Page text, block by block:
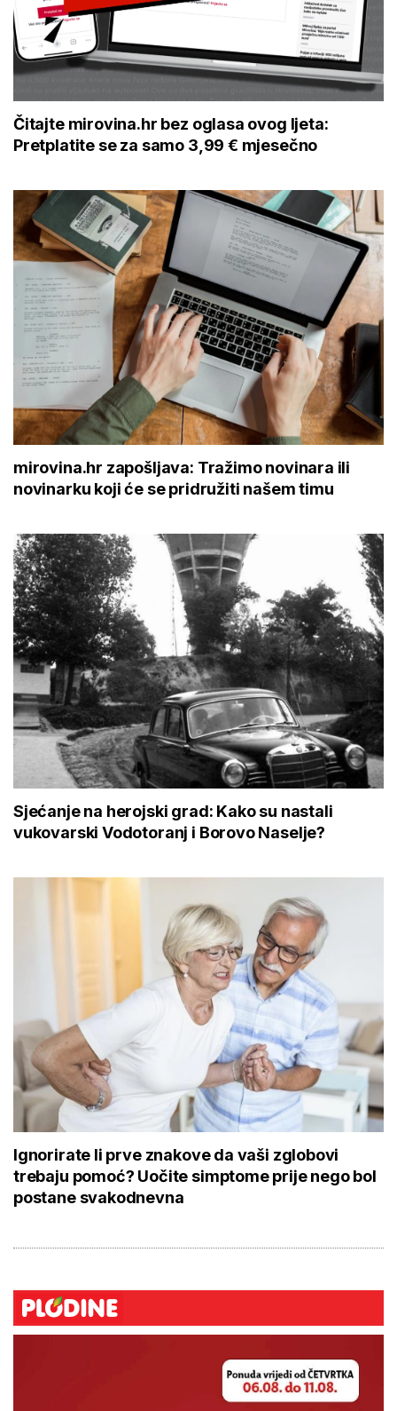
Čitajte mirovina.hr bez oglasa ovog ljeta:
Pretplatite se za samo 3,99 € mjesečno
mirovina.hr zapošljava: Tražimo novinara ili
novinarku koji će se pridružiti našem timu
Sjećanje na herojski grad: Kako su nastali
vukovarski Vodotoranj i Borovo Naselje?
Ignorirate li prve znakove da vaši zglobovi
trebaju pomoć? Uočite simptome prije nego bol
postane svakodnevna